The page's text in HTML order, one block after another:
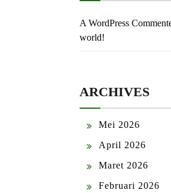
A WordPress
world!
ARCHIVES
Mei 2026
April 2026
Maret 2026
Februari 2026